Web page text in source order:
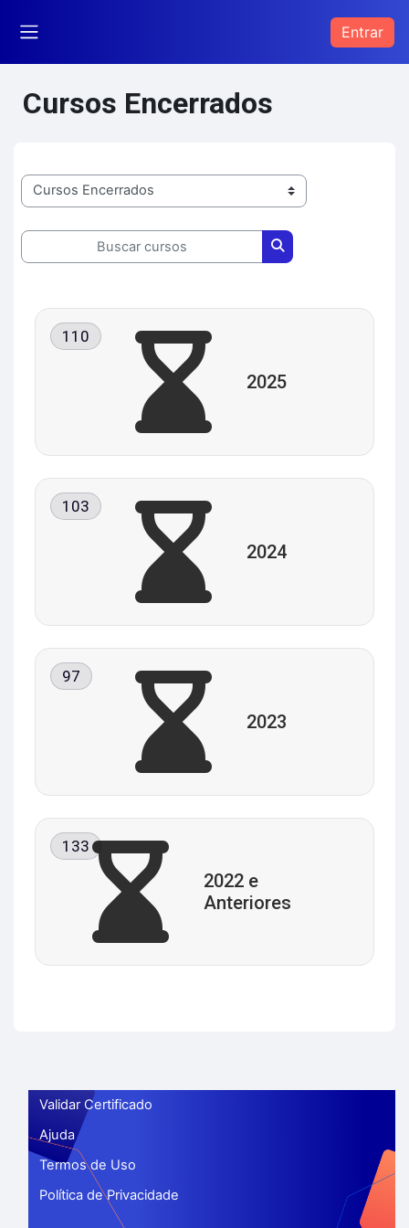
Entrar
Cursos Encerrados
Categorias de Cursos
Buscar cursos
Buscar cursos
2025
110
2024
103
2023
97
2022 e
Anteriores
133
Validar Certificado
Ajuda
Termos de Uso
Política de Privacidade